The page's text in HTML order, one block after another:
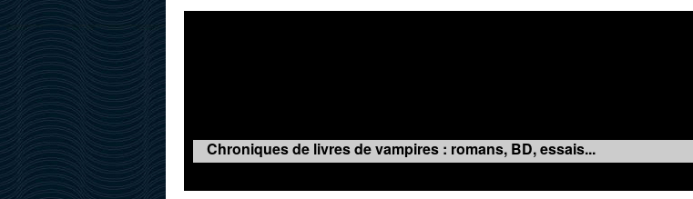
Chroniques de livres de vampires : romans, BD, essais...
Bluesky